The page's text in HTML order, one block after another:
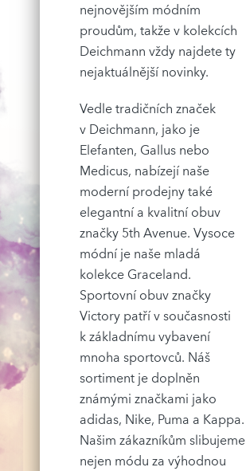
nejnovějším módním
proudům, takže v kolekcích
Deichmann vždy najdete ty
nejaktuálnější novinky.
Vedle tradičních značek
v Deichmann, jako je
Elefanten, Gallus nebo
Medicus, nabízejí naše
moderní prodejny také
elegantní a kvalitní obuv
značky 5th Avenue. Vysoce
módní je naše mladá
kolekce Graceland.
Sportovní obuv značky
Victory patří v současnosti
k základnímu vybavení
mnoha sportovců. Náš
sortiment je doplněn
známými značkami jako
adidas, Nike, Puma a Kappa.
Našim zákazníkům slibujeme
nejen módu za výhodnou